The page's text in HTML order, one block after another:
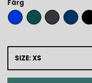
Färg
SIZE: XS